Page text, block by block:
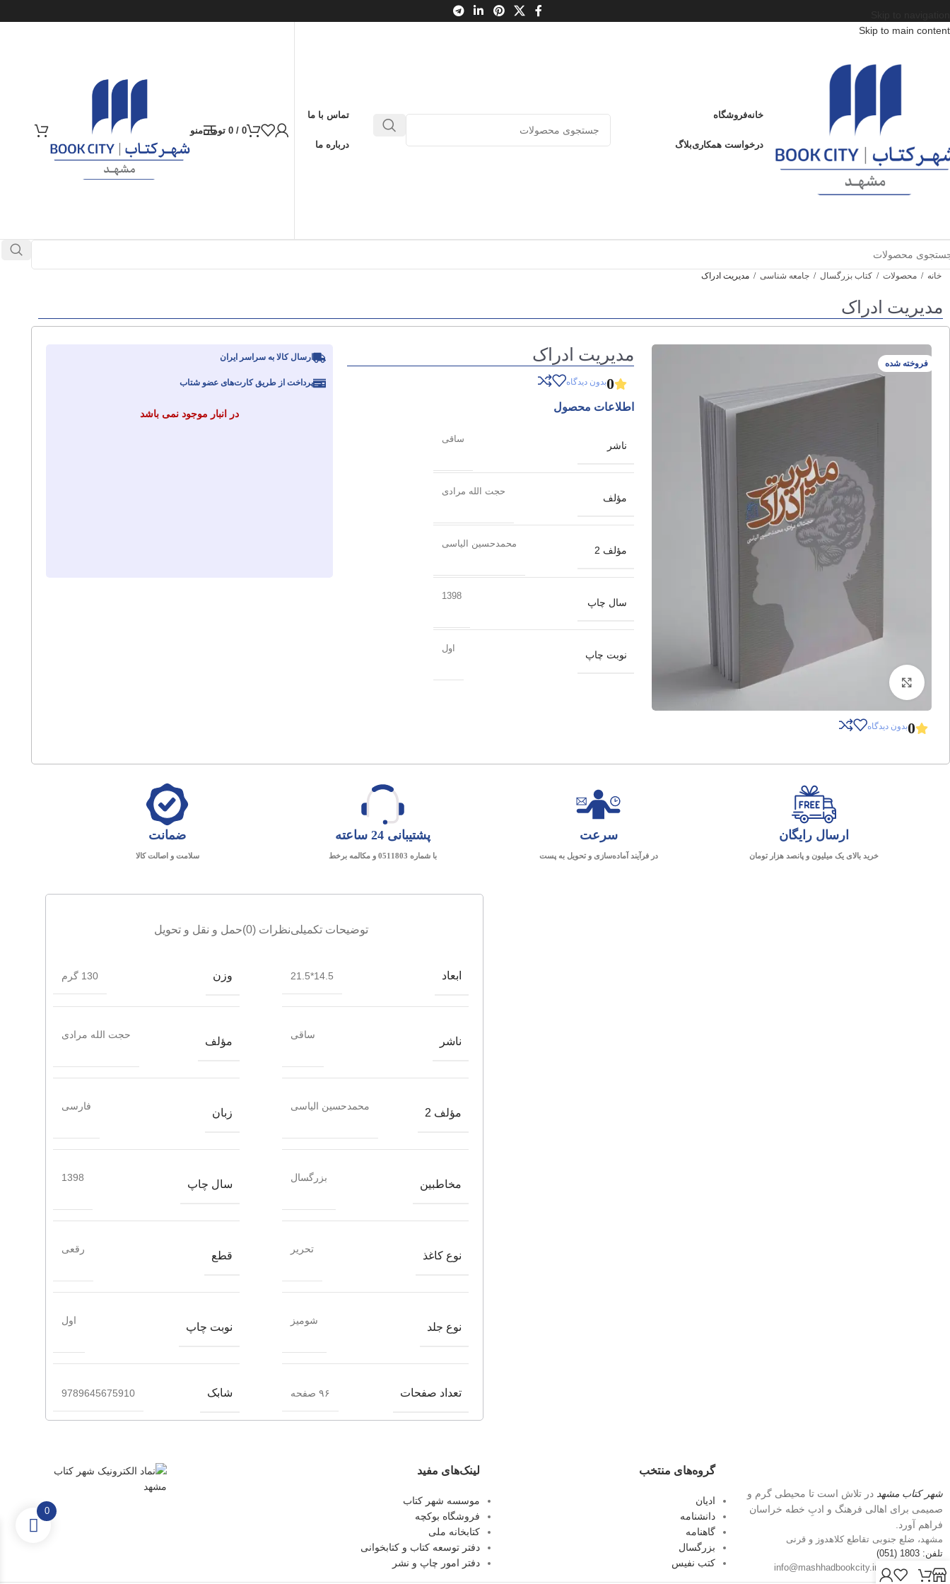
Skip to main content
خانهفروشگاه
درخواست همکاریبلاگ
تماس با ما
درباره ما
0
/
0 تومانمنو
خانه / محصولات / کتاب بزرگسال / جامعه شناسی / مدیریت ادراک
مدیریت ادراک
فروخته شده
0بدون دیدگاه
مدیریت ادراک
0بدون دیدگاه
اطلاعات محصول
ناشر
ساقی
مؤلف
حجت الله مرادی
مؤلف 2
محمدحسین الیاسی
سال چاپ
1398
نوبت چاپ
اول
ارسال کالا به سراسر ایران
پرداخت از طریق کارت‌های عضو شتاب
در انبار موجود نمی باشد
ارسال رایگان
خرید بالای یک میلیون و پانصد هزار تومان
سرعت
در فرآیند آماده‌سازی و تحویل به پست
پشتیبانی 24 ساعته
با شماره 0511803 و مکالمه برخط
ضمانت
سلامت و اصالت کالا
توضیحات تکمیلینظرات (0) حمل و نقل و تحویل
ابعاد 14.5*21.5 وزن 130 گرم
ناشر
ساقی
مؤلف
حجت الله مرادی
مؤلف 2
محمدحسین الیاسی
زبان
فارسی
مخاطبین
بزرگسال
سال چاپ
1398
نوع کاغذ
تحریر
قطع
رقعی
نوع جلد
شومیز
نوبت چاپ
اول
تعداد صفحات ۹۶ صفحه شابک 9789645675910
شهر کتاب مشهد در تلاش است تا محیطی گرم و
صمیمی برای اهالی فرهنگ و ادبِ خطه خراسان
فراهم آورد.
مشهد، ضلع جنوبی تقاطع کلاهدوز و قرنی
تلفن: 1803 (051)
پست الکترونیک: info@mashhadbookcity.ir
گروه‌های منتخب
ادیان
دانشنامه
گاهنامه
بزرگسال
کتب نفیس
لینک‌های مفید
موسسه شهر کتاب
فروشگاه بوکچه
کتابخانه ملی
دفتر توسعه کتاب و کتابخوانی
دفتر امور چاپ و نشر
0